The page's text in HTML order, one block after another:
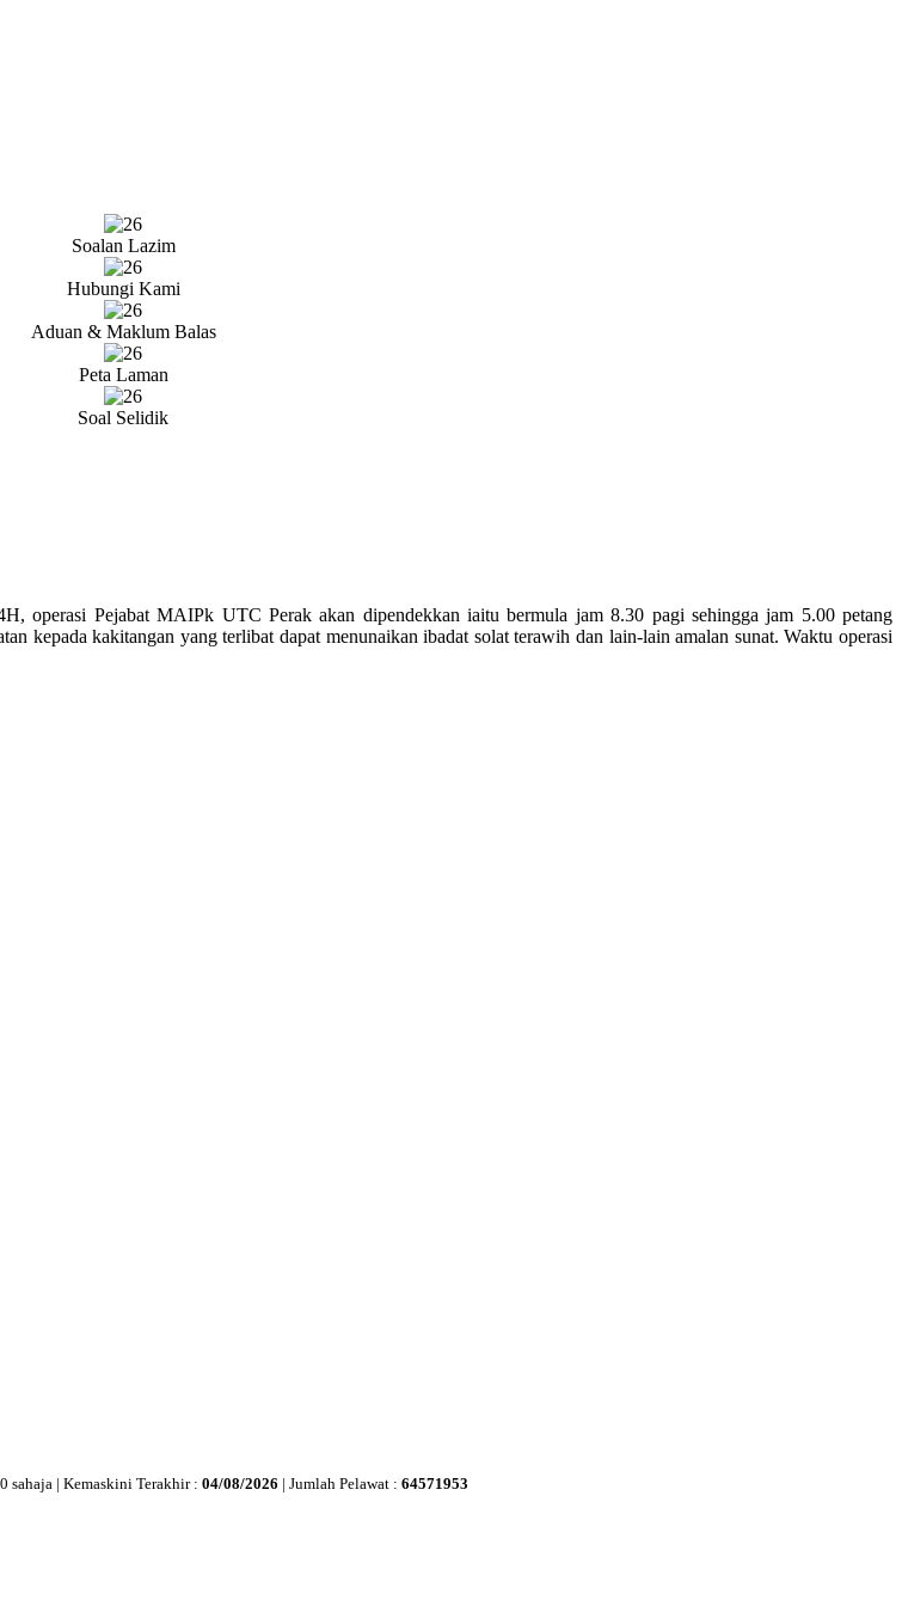
Soalan Lazim
Hubungi Kami
Aduan & Maklum Balas
Peta Laman
Soal Selidik
operasi Pejabat MAIPk UTC Perak akan dipendekkan iaitu bermula jam 8.30 pagi sehingga jam 5.00 petang
kepada kakitangan yang terlibat dapat menunaikan ibadat solat terawih dan lain-lain amalan sunat. Waktu operasi
sahaja | Kemaskini Terakhir : 04/08/2026 | Jumlah Pelawat : 64571953